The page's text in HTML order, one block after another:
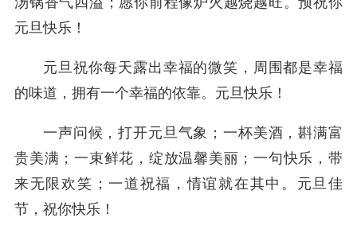
元旦快乐！
元旦祝你每天露出幸福的微笑，周围都是幸福
的味道，拥有一个幸福的依靠。元旦快乐！
一声问候，打开元旦气象；一杯美酒，斟满富
贵美满；一束鲜花，绽放温馨美丽；一句快乐，带
来无限欢笑；一道祝福，情谊就在其中。元旦佳
节，祝你快乐！